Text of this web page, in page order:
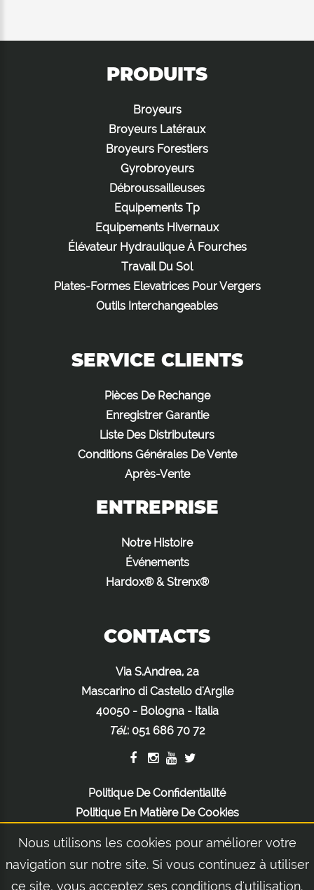
PRODUITS
Broyeurs
Broyeurs Latéraux
Broyeurs Forestiers
Gyrobroyeurs
Débroussailleuses
Equipements Tp
Equipements Hivernaux
Élévateur Hydraulique À Fourches
Travail Du Sol
Plates-Formes Elevatrices Pour Vergers
Outils Interchangeables
SERVICE CLIENTS
Pièces De Rechange
Enregistrer Garantie
Liste Des Distributeurs
Conditions Générales De Vente
Après-Vente
ENTREPRISE
Notre Histoire
Événements
Hardox® & Strenx®
CONTACTS
Via S.Andrea, 2a
Mascarino di Castello d'Argile
40050 - Bologna - Italia
Tél.: 051 686 70 72
Politique De Confidentialité
Politique En Matière De Cookies
© 2026 Orsi Group S.r.l. | Via S.Andrea, 2a - Mascarino di Castello d'Argile 40050 -
Nous utilisons les cookies pour améliorer votre
navigation sur notre site. Si vous continuez à utiliser
ce site, vous acceptez ses conditions d'utilisation.